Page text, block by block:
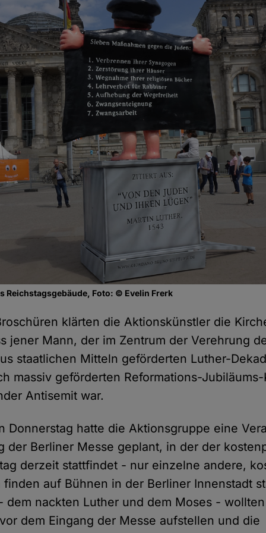
Reichstagsgebäude, Foto: © Evelin Frerk
klärten die Aktionskünstler die
jener Mann, der im Zentrum der Verehrung
staatlichen Mitteln geförderten Luther-
massiv geförderten Reformations-
Antisemit war.
Donnerstag hatte die Aktionsgruppe eine
der Berliner Messe geplant, in der der
derzeit stattfindet - nur einzelne andere,
finden auf Bühnen in der Berliner Innenstadt
dem nackten Luther und dem Moses -
dem Eingang der Messe aufstellen und die